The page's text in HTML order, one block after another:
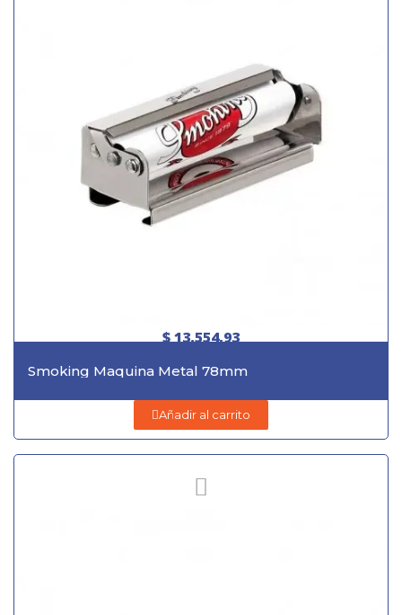
$ 13.554,93
Smoking Maquina Metal 78mm
Añadir al carrito